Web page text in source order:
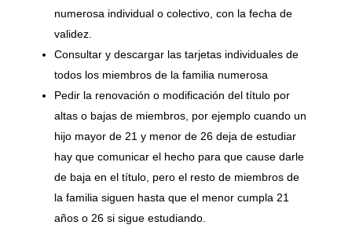
numerosa individual o colectivo, con la fecha de
validez.
Consultar y descargar las tarjetas individuales de
todos los miembros de la familia numerosa
Pedir la renovación o modificación del título por
altas o bajas de miembros, por ejemplo cuando un
hijo mayor de 21 y menor de 26 deja de estudiar
hay que comunicar el hecho para que cause darle
de baja en el título, pero el resto de miembros de
la familia siguen hasta que el menor cumpla 21
años o 26 si sigue estudiando.